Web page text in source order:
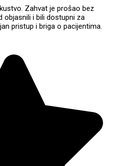
Zahvat je prošao bez
objasnili i bili dostupni za
pristup i briga o pacijentima.